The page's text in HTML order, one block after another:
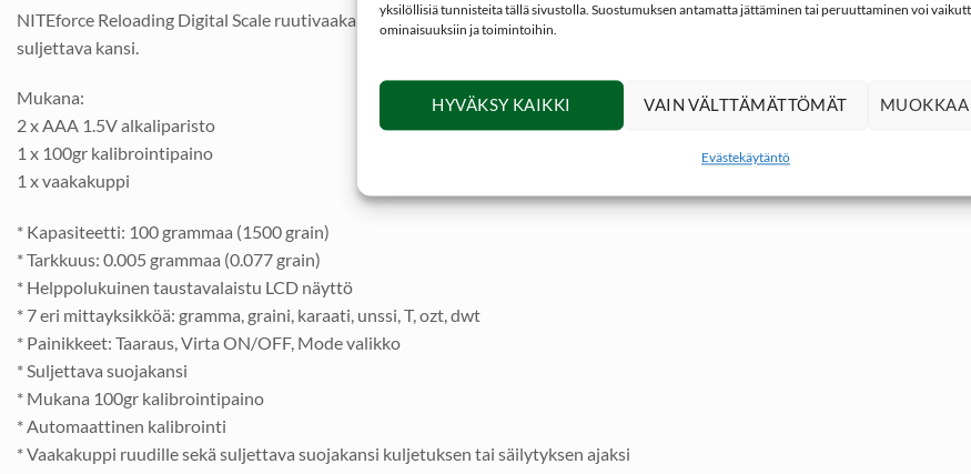
yksilöllisiä tunnisteita tällä sivustolla. Suostumuksen antamatta jättäminen tai peruuttaminen voi
ominaisuuksiin ja toimintoihin.
HYVÄKSY KAIKKI VAIN VÄLTTÄMÄTTÖMÄT MUOKKAA
Evästekäytäntö
NITEforce Reloading Digital Scale ruutivaaka on mekaanisia vaakoja nopeampi, edullisempi ja se on varustettu isolla 100g
suljettava kansi.
Mukana:
2 x AAA 1.5V alkaliparisto
1 x 100gr kalibrointipaino
1 x vaakakuppi
* Kapasiteetti: 100 grammaa (1500 grain)
* Tarkkuus: 0.005 grammaa (0.077 grain)
* Helppolukuinen taustavalaistu LCD näyttö
* 7 eri mittayksikköä: gramma, graini, karaati, unssi, T, ozt, dwt
* Painikkeet: Taaraus, Virta ON/OFF, Mode valikko
* Suljettava suojakansi
* Mukana 100gr kalibrointipaino
* Automaattinen kalibrointi
* Vaakakuppi ruudille sekä suljettava suojakansi kuljetuksen tai säilytyksen ajaksi